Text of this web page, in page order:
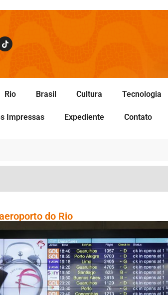
Rio Brasil Cultura Tecnologia
Impressas Expediente Contato
do Rio